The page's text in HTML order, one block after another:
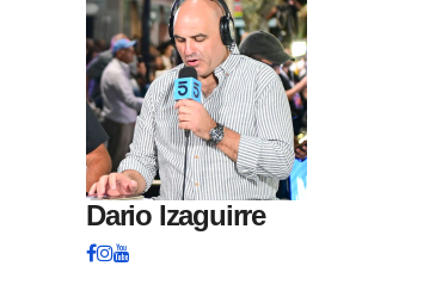
Dario Izaguirre